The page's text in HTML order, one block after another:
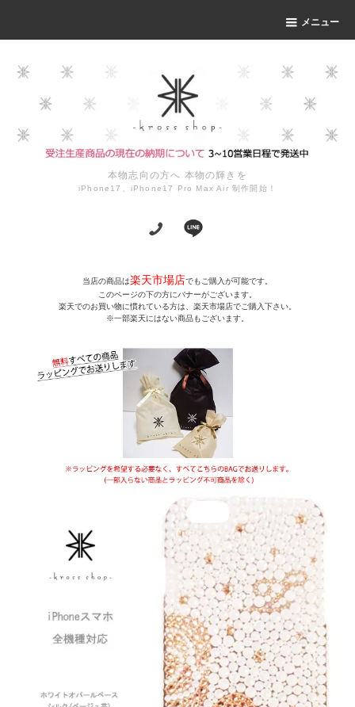
メニュー
本物志向の方へ 本物の輝きを
iPhone17、iPhone17 Pro Max Air 制作開始！
当店の商品は楽天市場店でもご購入が可能です。
このページの下の方にバナーがございます。
楽天でのお買い物に慣れている方は、楽天市場店でご購入下さい。
※一部楽天にはない商品もございます。